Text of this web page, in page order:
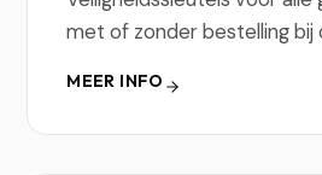
met of zonder bestelling bij
MEER INFO